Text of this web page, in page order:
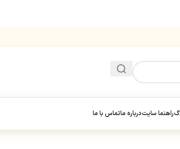
راهنما سایتدرباره ماتماس با ما